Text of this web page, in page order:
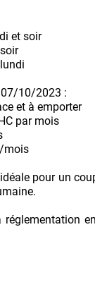
et soir
10/2023 :
et à emporter
par mois
mois
pour un
réglementation